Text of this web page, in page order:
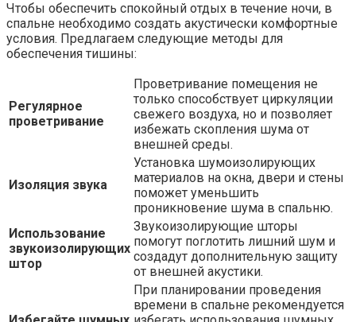
Чтобы обеспечить спокойный отдых в течение ночи, в
спальне необходимо создать акустически комфортные
условия. Предлагаем следующие методы для
обеспечения тишины:
Регулярное
проветривание
Проветривание помещения не
только способствует циркуляции
свежего воздуха, но и позволяет
избежать скопления шума от
внешней среды.
Изоляция звука
Установка шумоизолирующих
материалов на окна, двери и стены
поможет уменьшить
проникновение шума в спальню.
Использование
звукоизолирующих
штор
Звукоизолирующие шторы
помогут поглотить лишний шум и
создадут дополнительную защиту
от внешней акустики.
При планировании проведения
времени в спальне рекомендуется